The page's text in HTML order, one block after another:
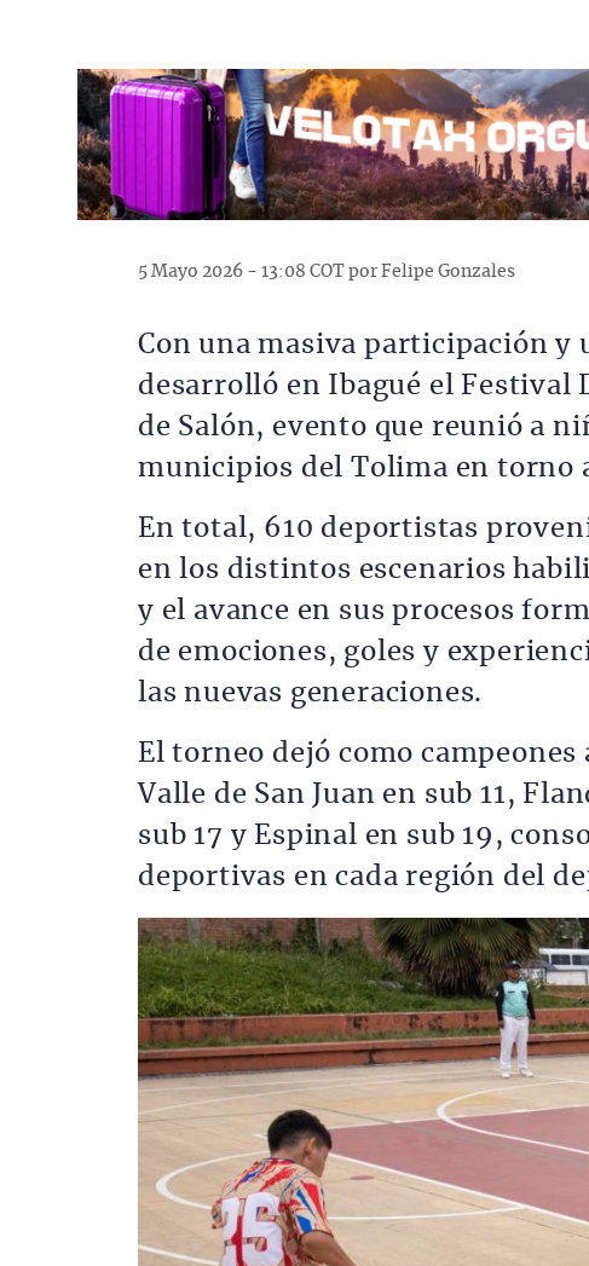
5 Mayo 2026 - 13:08 COT por Felipe Gonzales
Con una masiva participación y
desarrolló en Ibagué el Festival
de Salón, evento que reunió a
municipios del Tolima en torno
En total, 610 deportistas
en los distintos escenarios
y el avance en sus procesos
de emociones, goles y
las nuevas generaciones.
El torneo dejó como
Valle de San Juan en sub 11,
sub 17 y Espinal en sub 19,
deportivas en cada región del
Imagen